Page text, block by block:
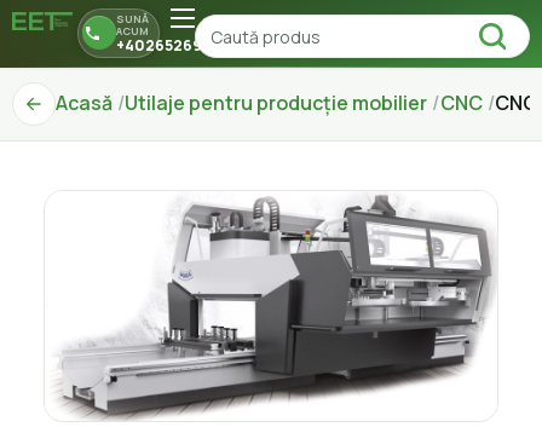
SUNĂ
ACUM
+40265269150
Acasă Utilaje pentru producție mobilier CNC